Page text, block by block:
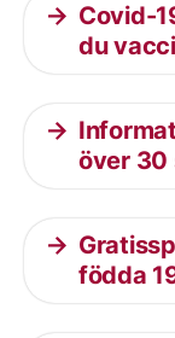
Covid-
du
över 30
födda